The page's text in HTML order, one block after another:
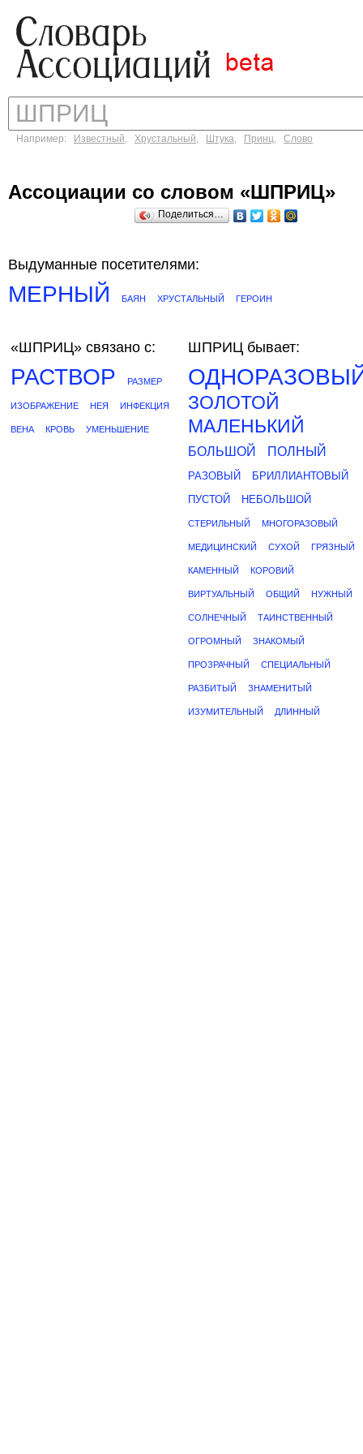
Например: Известный, Хрустальный, Штука, Принц, Слово
Ассоциации со словом «ШПРИЦ»
Поделиться…
Выдуманные посетителями:
МЕРНЫЙ БАЯН ХРУСТАЛЬНЫЙ ГЕРОИН
«ШПРИЦ» связано с:
РАСТВОР РАЗМЕР
ИЗОБРАЖЕНИЕ НЕЯ ИНФЕКЦИЯ
ВЕНА КРОВЬ УМЕНЬШЕНИЕ
ШПРИЦ бывает:
ЗОЛОТОЙ
МАЛЕНЬКИЙ
БОЛЬШОЙ ПОЛНЫЙ
РАЗОВЫЙ
БРИЛЛИАНТОВЫЙ
ПУСТОЙ
НЕБОЛЬШОЙ
СТЕРИЛЬНЫЙ МНОГОРАЗОВЫЙ
МЕДИЦИНСКИЙ СУХОЙ ГРЯЗНЫЙ
КАМЕННЫЙ КОРОВИЙ
ВИРТУАЛЬНЫЙ ОБЩИЙ НУЖНЫЙ
СОЛНЕЧНЫЙ ТАИНСТВЕННЫЙ
ОГРОМНЫЙ ЗНАКОМЫЙ
ПРОЗРАЧНЫЙ СПЕЦИАЛЬНЫЙ
РАЗБИТЫЙ ЗНАМЕНИТЫЙ
ИЗУМИТЕЛЬНЫЙ ДЛИННЫЙ